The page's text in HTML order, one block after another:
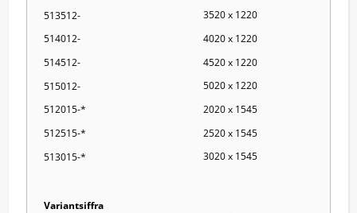
513512-
514012-
514512-
515012-
512015-*
512515-*
513015-*
3520 x 1220
4020 x 1220
4520 x 1220
5020 x 1220
2020 x 1545
2520 x 1545
3020 x 1545
Variantsiffra